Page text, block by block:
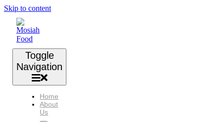
Skip to content
Toggle
Navigation
Home
About
Us